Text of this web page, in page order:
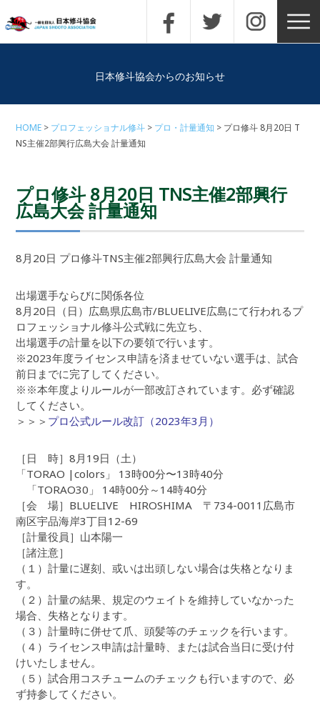
日本修斗協会からのお知らせ
HOME プロフェッショナル修斗 プロ・計量通知
プロ修斗 8月20日 T
NS主催2部興行広島大会 計量通知
プロ修斗 8月20日 TNS主催2部興行
広島大会 計量通知
8月20日 プロ修斗TNS主催2部興行広島大会 計量通知
出場選手ならびに関係各位
8月20日（日）広島県広島市/BLUELIVE広島にて行われるプ
ロフェッショナル修斗公式戦に先立ち、
出場選手の計量を以下の要領で行います。
※2023年度ライセンス申請を済ませていない選手は、試合
前日までに完了してください。
※※本年度よりルールが一部改訂されています。必ず確認
してください。
＞＞＞ プロ公式ルール改訂（2023年3月）
［日 時］8月19日（土）
「TORAO |colors」 13時00分〜13時40分
「TORAO30」 14時00分～14時40分
［会 場］BLUELIVE HIROSHIMA 〒734-0011広島市
南区宇品海岸3丁目12-69
［計量役員］山本陽一
［諸注意］
（１）計量に遅刻、或いは出頭しない場合は失格となりま
す。
（２）計量の結果、規定のウェイトを維持していなかった
場合、失格となります。
（３）計量時に併せて爪、頭髪等のチェックを行います。
（４）ライセンス申請は計量時、または試合当日に受け付
けいたしません。
（５）試合用コスチュームのチェックも行いますので、必
ず持参してください。